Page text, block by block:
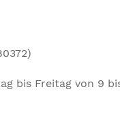
bis Freitag von 9